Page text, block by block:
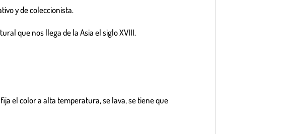
y de coleccionista.
que nos llega de la Asia el siglo XVIII.
el color a alta temperatura, se lava, se tiene que